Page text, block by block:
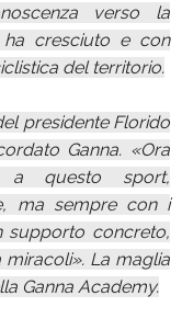
verso la
cresciuto e con
del territorio.
presidente Florido
Ganna. «Ora
a questo sport,
ma sempre con i
supporto concreto,
La maglia
Ganna Academy.